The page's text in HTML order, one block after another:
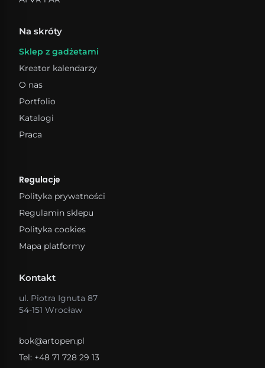
Na skróty
Sklep z gadżetami
Kreator kalendarzy
O nas
Portfolio
Katalogi
Praca
Regulacje
Polityka prywatności
Regulamin sklepu
Polityka cookies
Mapa platformy
Kontakt
ul. Piotra Ignuta 87
54-151 Wrocław
bok@artopen.pl
Tel: +48 71 728 29 13